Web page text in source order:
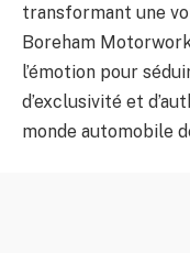
transformant une
Boreham
l’émotion pour
d’exclusivité et
monde automobile